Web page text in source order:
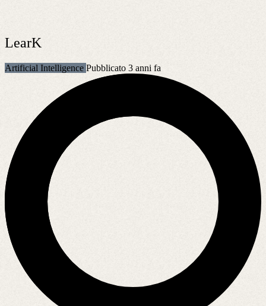
LearK
Artificial Intelligence Pubblicato 3 anni fa